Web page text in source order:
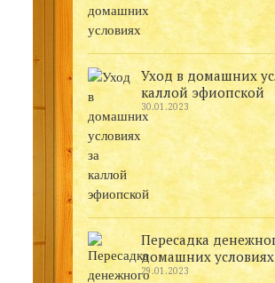
Уход в домашних
каллой эфиопской
30.01.2023
Пересадка
домашних условиях
29.01.2023